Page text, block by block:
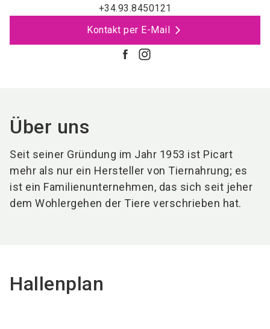
+34.93.8450121
Kontakt per E-Mail
Über uns
Seit seiner Gründung im Jahr 1953 ist Picart
mehr als nur ein Hersteller von Tiernahrung; es
ist ein Familienunternehmen, das sich seit jeher
dem Wohlergehen der Tiere verschrieben hat.
Hallenplan